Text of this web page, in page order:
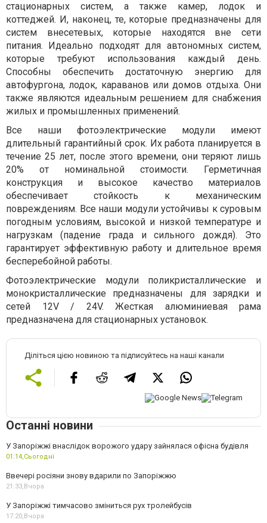
стационарных систем, а также камер, лодок и
коттеджей. И, наконец, те, которые предназначены для
систем внесетевых, которые находятся вне сети
питания. Идеально подходят для автономных систем,
которые требуют использования каждый день.
Способны обеспечить достаточную энергию для
автофургона, лодок, караванов или домов отдыха. Они
также являются идеальным решением для снабжения
жилых и промышленных применений.
Все наши фотоэлектрические модули имеют
длительный гарантийный срок. Их работа планируется в
течение 25 лет, после этого времени, они теряют лишь
20% от номинальной стоимости. Герметичная
конструкция и высокое качество материалов
обеспечивает стойкость к механическим
повреждениям. Все наши модули устойчивы к суровым
погодным условиям, высокой и низкой температуре и
нагрузкам (падение града и сильного дождя). Это
гарантирует эффективную работу и длительное время
бесперебойной работы.
Фотоэлектрические модули поликристаллические и
монокристаллические предназначены для зарядки и
сетей 12V / 24V. Жесткая алюминиевая рама
предназначена для стационарных установок.
Діліться цією новиною та підписуйтесь на наші канали
Останні новини
У Запоріжжі внаслідок ворожого удару зайнялася офісна будівля
01:14, Сьогодні
Ввечері росіяни знову вдарили по Запоріжжю
21:33, Вчора
У Запоріжжі тимчасово зміниться рух тролейбусів
17:20, Вчора